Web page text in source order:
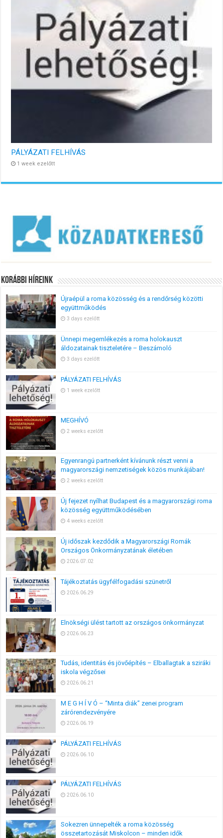
PÁLYÁZATI FELHÍVÁS
1 week ezelőtt
Korábbi Híreink
Újraépül a roma közösség és a rendőrség közötti
együttműködés
3 days ezelőtt
Ünnepi megemlékezés a roma holokauszt
áldozatainak tiszteletére – Beszámoló
3 days ezelőtt
PÁLYÁZATI FELHÍVÁS
1 week ezelőtt
MEGHÍVÓ
2 weeks ezelőtt
Egyenrangú partnerként kívánunk részt venni a
magyarországi nemzetiségek közös munkájában!
2 weeks ezelőtt
Új fejezet nyílhat Budapest és a magyarországi roma
közösség együttműködésében
4 weeks ezelőtt
Új időszak kezdődik a Magyarországi Romák
Országos Önkormányzatának életében
2026.07.02
Tájékoztatás ügyfélfogadási szünetről
2026.06.29
Elnökségi ülést tartott az országos önkormányzat
2026.06.23
Tudás, identitás és jövőépítés – Elballagtak a sziráki
iskola végzősei
2026.06.21
M E G H Í V Ó – “Minta diák” zenei program
zárórendezvényére
2026.06.19
PÁLYÁZATI FELHÍVÁS
2026.06.10
PÁLYÁZATI FELHÍVÁS
2026.06.10
Sokezren ünnepelték a roma közösség
összetartozását Miskolcon – minden idők